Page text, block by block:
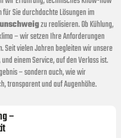
Sie durchdachte Lösungen im
zu realisieren. Ob Kühlung,
– wir setzen Ihre Anforderungen
Seit vielen Jahren begleiten wir unsere
einem Service, auf den Verlass ist.
– sondern auch, wie wir
transparent und auf Augenhöhe.
–